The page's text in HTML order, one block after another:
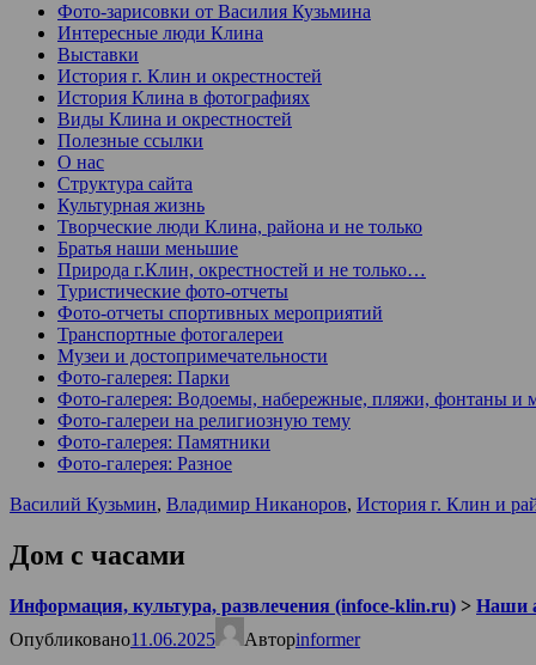
Фото-зарисовки от Василия Кузьмина
Интересные люди Клина
Выставки
История г. Клин и окрестностей
История Клина в фотографиях
Виды Клина и окрестностей
Полезные ссылки
О нас
Структура сайта
Культурная жизнь
Творческие люди Клина, района и не только
Братья наши меньшие
Природа г.Клин, окрестностей и не только…
Туристические фото-отчеты
Фото-отчеты спортивных мероприятий
Транспортные фотогалереи
Музеи и достопримечательности
Фото-галерея: Парки
Фото-галерея: Водоемы, набережные, пляжи, фонтаны и
Фото-галереи на религиозную тему
Фото-галерея: Памятники
Фото-галерея: Разное
Василий Кузьмин, Владимир Никаноров, История г. Клин и
Дом с часами
Информация, культура, развлечения (infoce-klin.ru) > Наши
Опубликовано11.06.2025 Авторinformer